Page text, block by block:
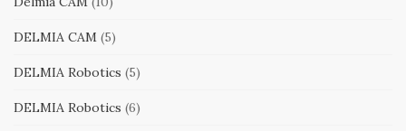
DELMIA CAM (5)
DELMIA Robotics (5)
DELMIA Robotics (6)